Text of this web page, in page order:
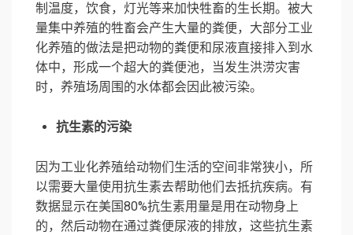
制温度，饮食，灯光等来加快牲畜的生长期。被大
量集中养殖的牲畜会产生大量的粪便，大部分工业
化养殖的做法是把动物的粪便和尿液直接排入到水
体中，形成一个超大的粪便池，当发生洪涝灾害
时，养殖场周围的水体都会因此被污染。
抗生素的污染
因为工业化养殖给动物们生活的空间非常狭小，所
以需要大量使用抗生素去帮助他们去抵抗疾病。有
数据显示在美国80%抗生素用量是用在动物身上
的，然后动物在通过粪便尿液的排放，这些抗生素